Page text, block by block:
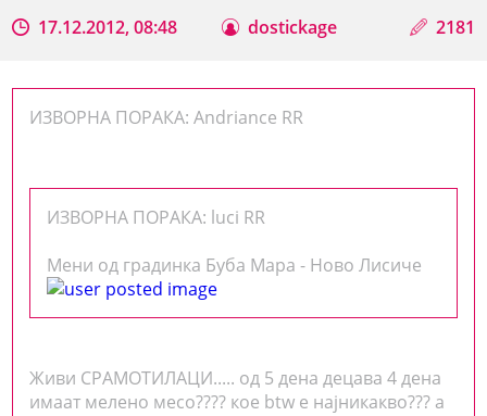
17.12.2012, 08:48 dostickage 2181
ИЗВОРНА ПОРАКА: Andriance RR
ИЗВОРНА ПОРАКА: luci RR
Мени од градинка Буба Мара - Ново Лисиче
Живи СРАМОТИЛАЦИ..... од 5 дена децава 4 дена
имаат мелено месо???? кое btw е најникакво??? а